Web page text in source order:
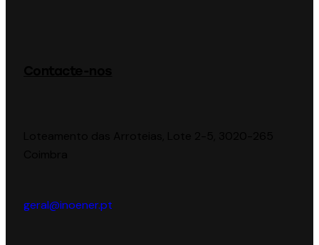
geral@inoener.pt